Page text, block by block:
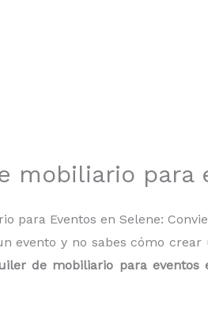
mobiliario para
para Eventos en Selene:
evento y no sabes cómo
de mobiliario para eventos